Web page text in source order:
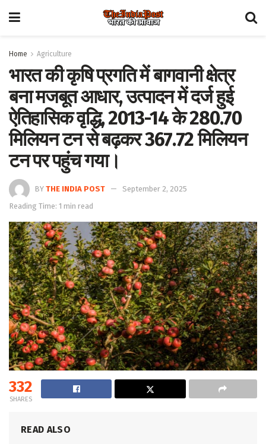
Home Agriculture
भारत की कृषि प्रगति में बागवानी क्षेत्र
बना मजबूत आधार, उत्पादन में दर्ज हुई
ऐतिहासिक वृद्धि, 2013-14 के 280.70
मिलियन टन से बढ़कर 367.72 मिलियन
टन पर पहुंच गया।
BY THE INDIA POST
September 2, 2025
Reading Time: 1 min read
332
SHARES
READ ALSO